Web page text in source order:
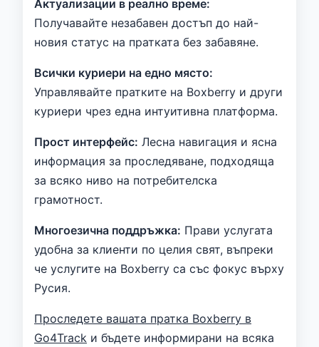
Актуализации в реално време:
Получавайте незабавен достъп до най-
новия статус на пратката без забавяне.
Всички куриери на едно място:
Управлявайте пратките на Boxberry и други
куриери чрез една интуитивна платформа.
Прост интерфейс: Лесна навигация и ясна
информация за проследяване, подходяща
за всяко ниво на потребителска
грамотност.
Многоезична поддръжка: Прави услугата
удобна за клиенти по целия свят, въпреки
че услугите на Boxberry са със фокус върху
Русия.
Проследете вашата пратка Boxberry в
Go4Track и бъдете информирани на всяка